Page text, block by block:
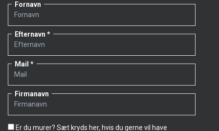
Fornavn
Efternavn
Mail
Firmanavn
Er du murer? Sæt kryds her, hvis du gerne vil have